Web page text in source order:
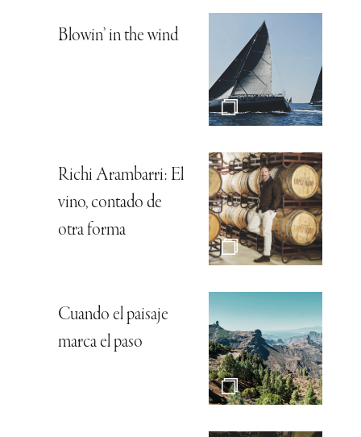
Blowin’ in the wind
Richi Arambarri: El
vino, contado de
otra forma
Cuando el paisaje
marca el paso